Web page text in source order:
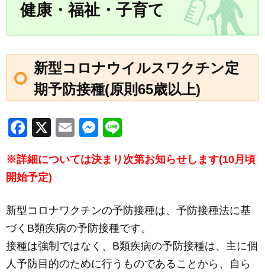
健康・福祉・子育て
新型コロナウイルスワクチン定
期予防接種(原則65歳以上)
F
c
e
b
o
o
k
X
E
ail
M
ss
n
g
er
e
※詳細については決まり次第お知らせします(10月頃
開始予定)
新型コロナワクチンの予防接種は、予防接種法に基
づくB類疾病の予防接種です。
接種は強制ではなく、B類疾病の予防接種は、主に個
人予防目的のために行うものであることから、自ら